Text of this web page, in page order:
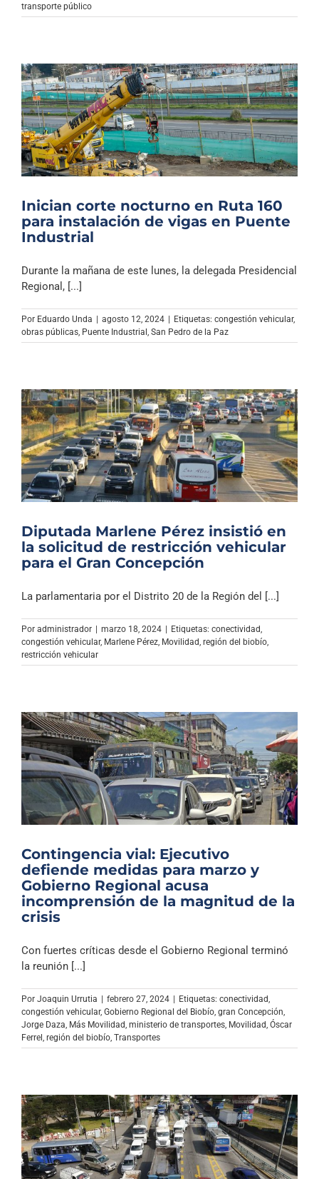
transporte público
Inician corte nocturno en Ruta 160
para instalación de vigas en Puente
Industrial
Durante la mañana de este lunes, la delegada Presidencial
Regional, [...]
Por Eduardo Unda agosto 12, 2024 Etiquetas: congestión vehicular,
obras públicas, Puente Industrial , San Pedro de la Paz
Diputada Marlene Pérez insistió en
la solicitud de restricción vehicular
para el Gran Concepción
La parlamentaria por el Distrito 20 de la Región del [...]
Por administrador | marzo 18, 2024 | Etiquetas: conectividad
congestión vehicular, Marlene Pérez Movilidad región del biobío
restricción vehicular
Contingencia vial: Ejecutivo
defiende medidas para marzo y
Gobierno Regional acusa
incomprensión de la magnitud de la
crisis
Con fuertes críticas desde el Gobierno Regional terminó
la reunión [...]
Por Joaquin Urrutia | febrero 27, 2024 | Etiquetas: conectividad
congestión vehicular, Gobierno Regional del Biobío gran Concepción
Jorge Daza Más Movilidad ministerio de transportes Movilidad Óscar
Ferrel región del biobío Transportes